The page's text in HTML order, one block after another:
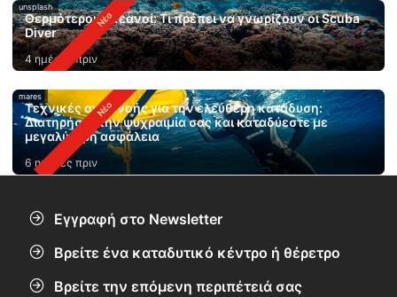
unsplash
Θερμότεροι ωκεανοί: Τι πρέπει να γνωρίζουν οι Scuba
Diver
4 ημέρες πριν
mares
Τεχνικές αναπνοής για την ελεύθερη κατάδυση:
Διατηρήστε την ψυχραιμία σας και καταδύεστε με
μεγαλύτερη ασφάλεια
6 ημέρες πριν
Εγγραφή στο Newsletter
Βρείτε ένα καταδυτικό κέντρο ή θέρετρο
Βρείτε την επόμενη περιπέτειά σας